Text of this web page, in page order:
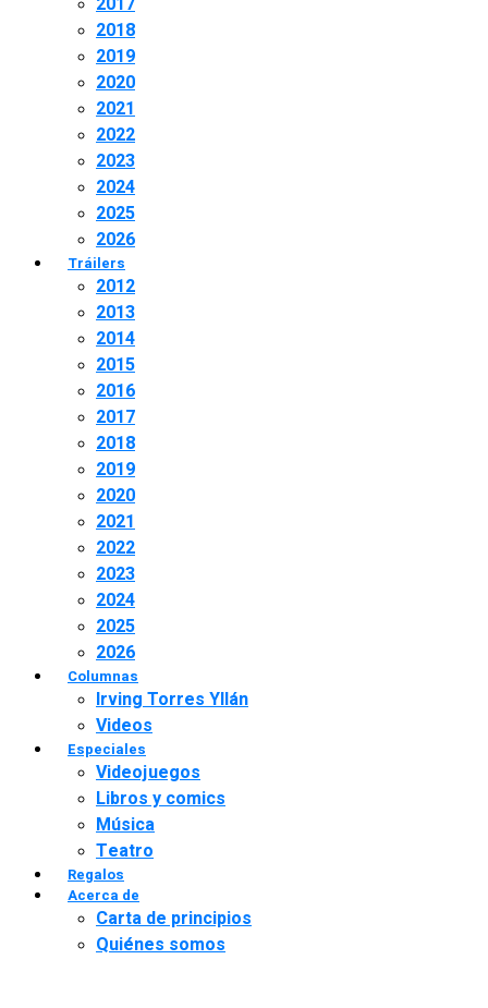
2018
2019
2020
2021
2022
2023
2024
2025
2026
Tráilers
2012
2013
2014
2015
2016
2017
2018
2019
2020
2021
2022
2023
2024
2025
2026
Columnas
Irving Torres Yllán
Videos
Especiales
Videojuegos
Libros y comics
Música
Teatro
Regalos
Acerca de
Carta de principios
Quiénes somos